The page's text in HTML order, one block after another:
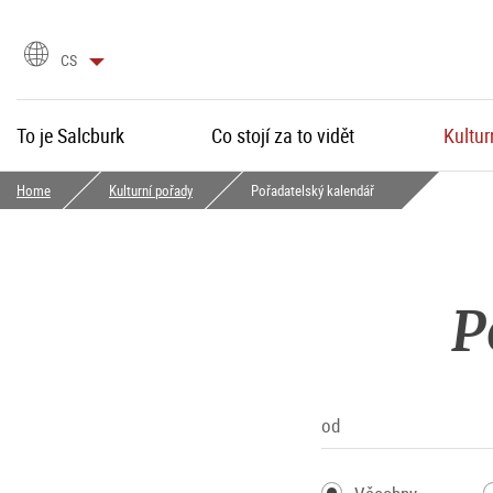
language
selection
CS
To je Salcburk Co stojí za to vidět
Home Kulturní pořady Pořadatelský kalendář
od